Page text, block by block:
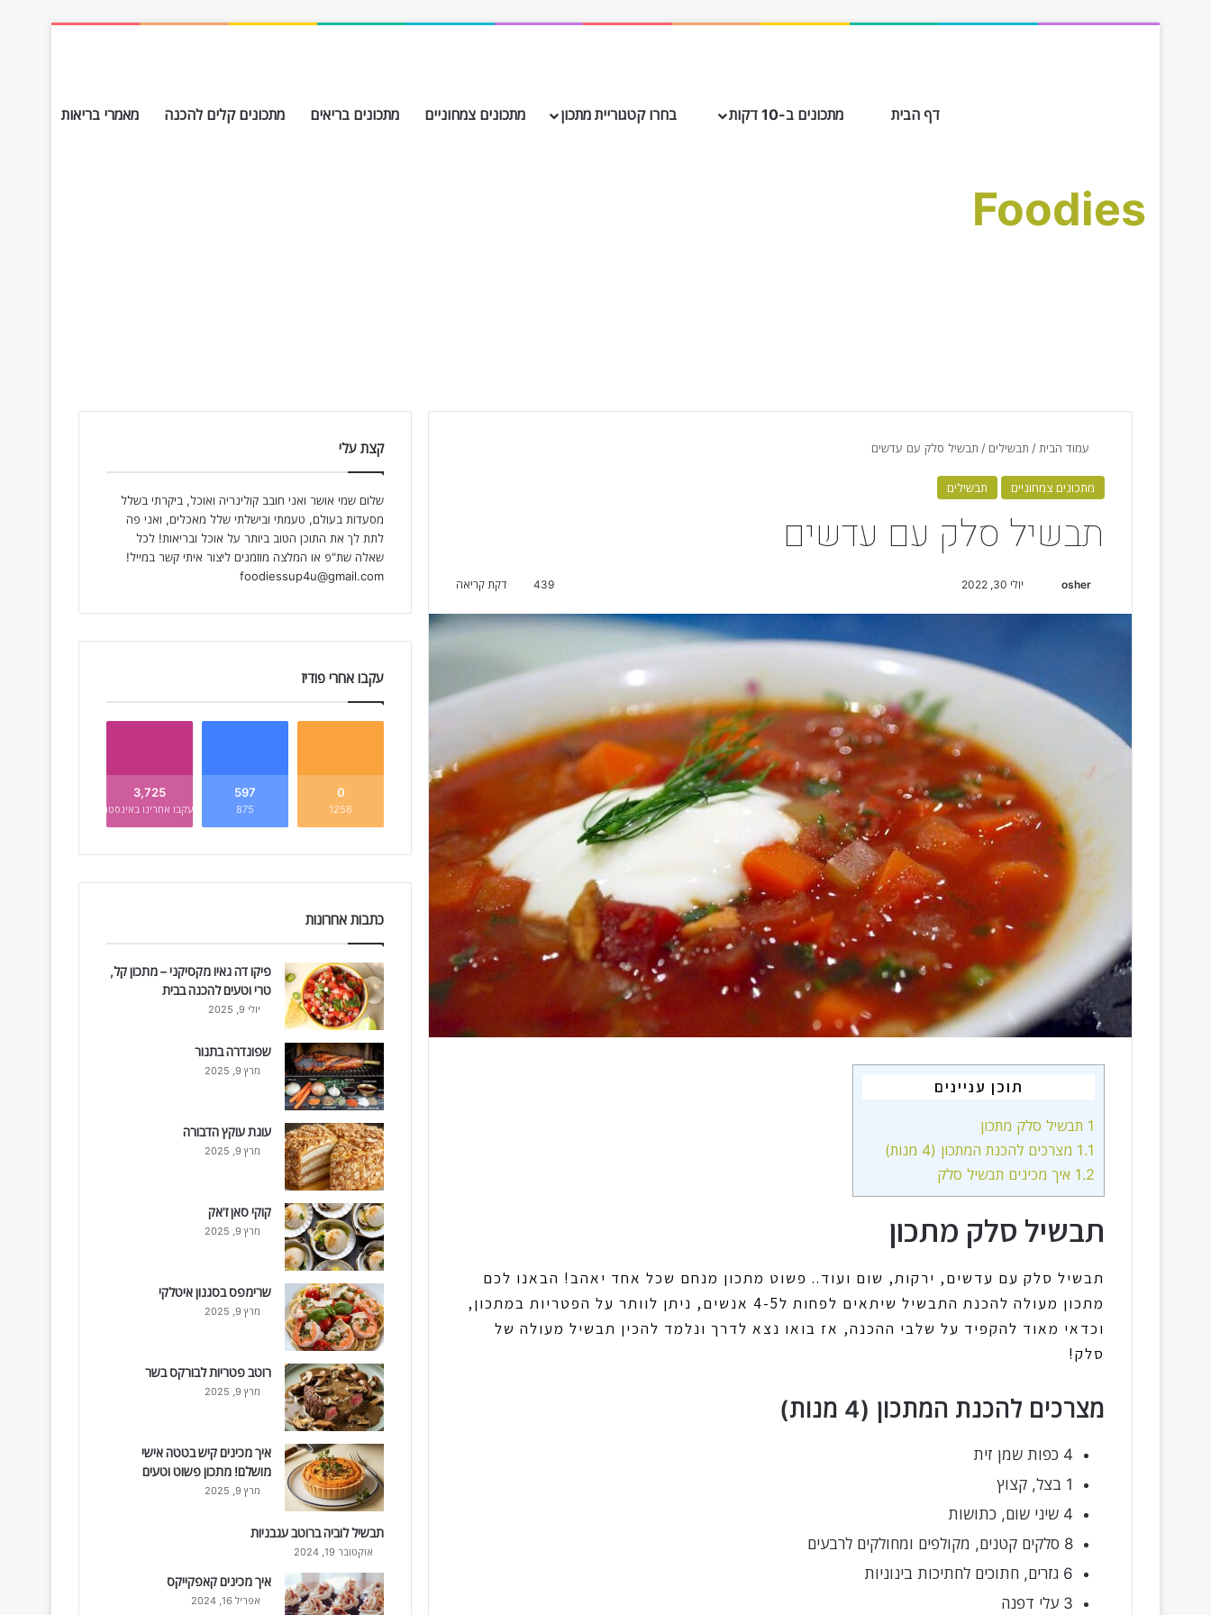
Foodies
דף הבית מתכונים ב-10 דקות בחרו קטגוריית מתכון מתכונים צמחוניים מתכונים בריאים מתכונים קלים להכנה מאמרי בריאות
עמוד הבית / תבשילים / תבשיל סלק עם עדשים
מתכונים צמחוניים תבשילים
תבשיל סלק עם עדשים
osher
n
l
יולי 30, 2022 439 דקת קריאה
תוכן עניינים
1 תבשיל סלק מתכון
1.1 מצרכים להכנת המתכון (4 מנות)
1.2 איך מכינים תבשיל סלק
תבשיל סלק מתכון
תבשיל סלק עם עדשים, ירקות, שום ועוד.. פשוט מתכון מנחם שכל אחד יאהב! הבאנו לכם
מתכון מעולה להכנת התבשיל שיתאים לפחות ל4-5 אנשים, ניתן לוותר על הפטריות במתכון,
וכדאי מאוד להקפיד על שלבי ההכנה, אז בואו נצא לדרך ונלמד להכין תבשיל מעולה של
סלק!
מצרכים להכנת המתכון (4 מנות)
4 כפות שמן זית
1 בצל, קצוץ
4 שיני שום, כתושות
8 סלקים קטנים, מקולפים ומחולקים לרבעים
6 גזרים, חתוכים לחתיכות בינוניות
3 עלי דפנה
קצת עלי
שלום שמי אושר ואני חובב קולינריה ואוכל, ביקרתי בשלל
מסעדות בעולם, טעמתי ובישלתי שלל מאכלים, ואני פה
לתת לך את התוכן הטוב ביותר על אוכל ובריאות! לכל
שאלה שת"פ או המלצה מוזמנים ליצור איתי קשר במייל!
foodiessup4u@gmail.com
עקבו אחרי פודיז
0
1256
597
875
3,725
עקבו אחרינו באינסטגרם
כתבות אחרונות
פיקו דה גאיו מקסיקני – מתכון קל,
טרי וטעים להכנה בבית
יולי 9, 2025
שפונדרה בתנור
מרץ 9, 2025
עוגת עוקץ הדבורה
מרץ 9, 2025
קוקי סאן ז'אק
מרץ 9, 2025
שרימפס בסגנון איטלקי
מרץ 9, 2025
רוטב פטריות לבורקס בשר
מרץ 9, 2025
איך מכינים קיש בטטה אישי
מושלם! מתכון פשוט וטעים
מרץ 9, 2025
תבשיל לוביה ברוטב עגבניות
אוקטובר 19, 2024
איך מכינים קאפקייקס
אפריל 16, 2024